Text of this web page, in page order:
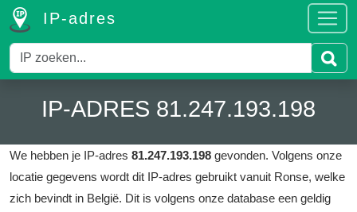
IP-adres
IP-ADRES 81.247.193.198
We hebben je IP-adres 81.247.193.198 gevonden. Volgens onze
locatie gegevens wordt dit IP-adres gebruikt vanuit Ronse, welke
zich bevindt in België. Dit is volgens onze database een geldig